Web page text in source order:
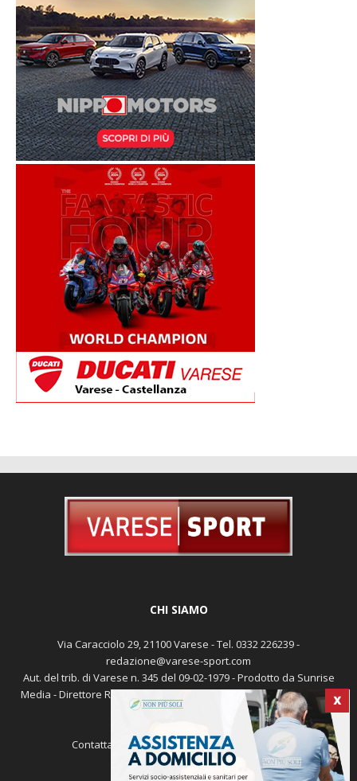
X
Via Caracciolo 29, 21100 Varese - Tel. 0332 226239 -
redazione@varese-sport.com
Aut. del trib. di Varese n. 345 del 09-02-1979 - Prodotto da Sunrise
Media - Direttore Responsabile: Michele Marocco -Cookie policy
redazione@varese-sport.com